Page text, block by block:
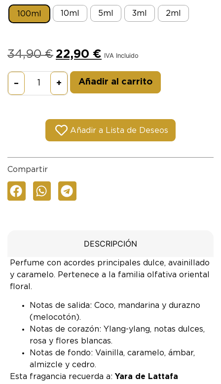
100ml 10ml 5ml 3ml 2ml
34,90€ 22,90 € IVA Incluido
– + Añadir al carrito
Añadir a Lista de Deseos
Compartir
DESCRIPCIÓN
Perfume con acordes principales dulce, avainillado
y caramelo. Pertenece a la familia olfativa oriental
floral.
Notas de salida: Coco, mandarina y durazno
(melocotón).
Notas de corazón: Ylang-ylang, notas dulces,
rosa y flores blancas.
Notas de fondo: Vainilla, caramelo, ámbar,
almizcle y cedro.
Esta fragancia recuerda a: Yara de Lattafa